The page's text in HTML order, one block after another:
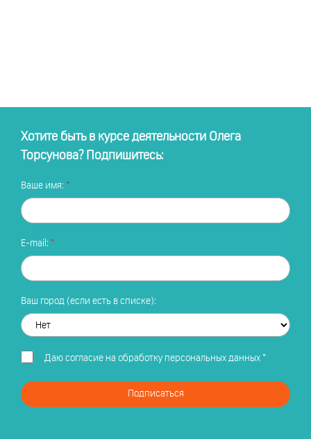
Хотите быть в курсе деятельности Олега
Торсунова? Подпишитесь:
Ваше имя:
E-mail:
Ваш город (если есть в списке):
Даю согласие на обработку персональных данных*
Подписаться